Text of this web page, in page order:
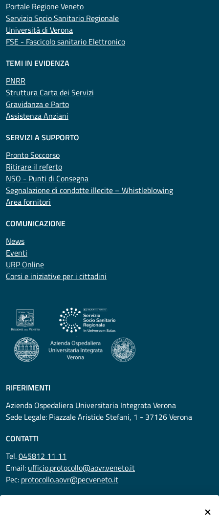
Portale Regione Veneto
Servizio Socio Sanitario Regionale
Università di Verona
FSE - Fascicolo sanitario Elettronico
TEMI IN EVIDENZA
PNRR
Struttura Carta dei Servizi
Gravidanza e Parto
Assistenza Anziani
SERVIZI A SUPPORTO
Pronto Soccorso
Ritirare il referto
NSO - Punti di Consegna
Segnalazione di condotte illecite – Whistleblowing
Area fornitori
COMUNICAZIONE
News
Eventi
URP Online
Corsi e iniziative per i cittadini
RIFERIMENTI
Azienda Ospedaliera Universitaria Integrata Verona
Sede Legale: Piazzale Aristide Stefani, 1 - 37126 Verona
CONTATTI
Tel.045812 11 11
Email: ufficio.protocollo@aovr.veneto.it
Pec: protocollo.aovr@pecveneto.it